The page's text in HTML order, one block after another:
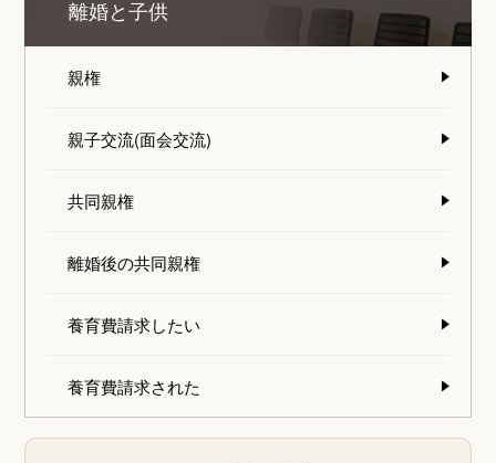
離婚と子供
親権
親子交流(面会交流)
共同親権
離婚後の共同親権
養育費請求したい
養育費請求された